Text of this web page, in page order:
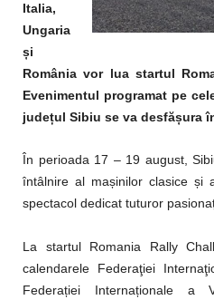
Italia,
Ungaria
și
România vor lua startul
Evenimentul programat pe
județul Sibiu se va desfășura
În perioada 17 – 19 august,
întâlnire al mașinilor clasice și
spectacol dedicat tuturor
La startul Romania Rally
calendarele Federaţiei
Federației Internaționale a